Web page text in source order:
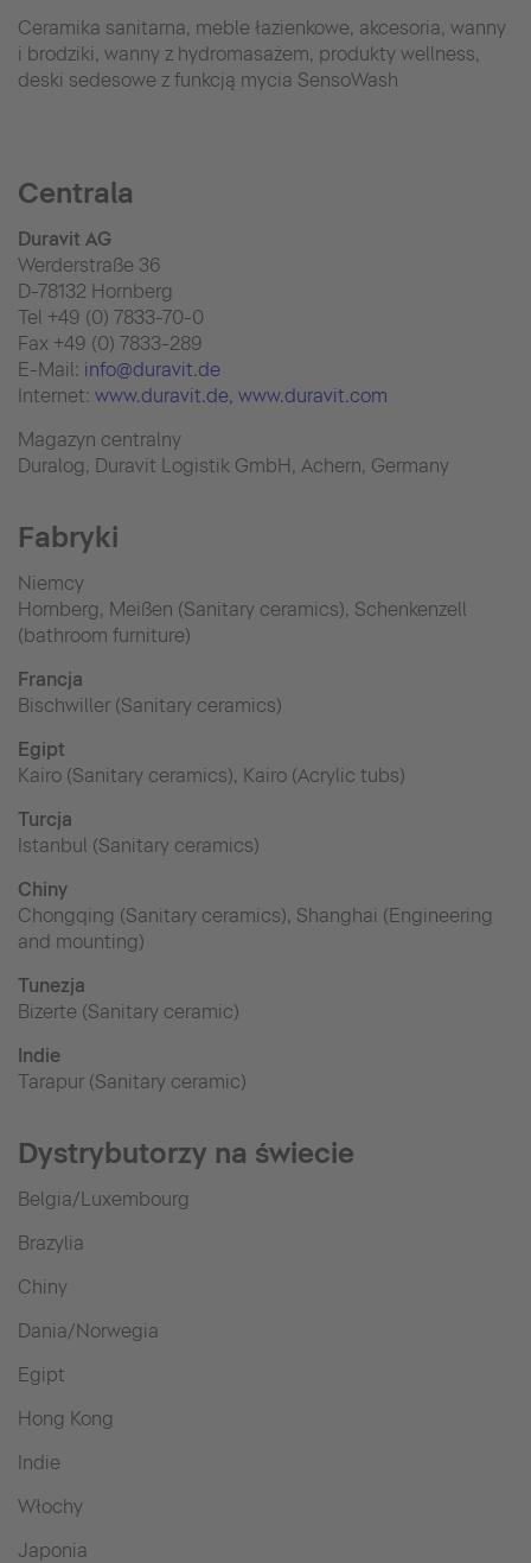
Ceramika sanitarna, meble łazienkowe, akcesoria, wanny
i brodziki, wanny z hydromasażem, produkty wellness,
deski sedesowe z funkcją mycia SensoWash
Centrala
Duravit AG
Werderstraße 36
D-78132 Hornberg
Tel +49 (0) 7833-70-0
Fax +49 (0) 7833-289
E-Mail: info@duravit.de
Internet: www.duravit.de, www.duravit.com
Magazyn centralny
Duralog, Duravit Logistik GmbH, Achern, Germany
Fabryki
Niemcy
Hornberg, Meißen (Sanitary ceramics), Schenkenzell
(bathroom furniture)
Francja
Bischwiller (Sanitary ceramics)
Egipt
Kairo (Sanitary ceramics), Kairo (Acrylic tubs)
Turcja
Istanbul (Sanitary ceramics)
Chiny
Chongqing (Sanitary ceramics), Shanghai (Engineering
and mounting)
Tunezja
Bizerte (Sanitary ceramic)
Indie
Tarapur (Sanitary ceramic)
Dystrybutorzy na świecie
Belgia/Luxembourg
Brazylia
Chiny
Dania/Norwegia
Egipt
Hong Kong
Indie
Włochy
Japonia